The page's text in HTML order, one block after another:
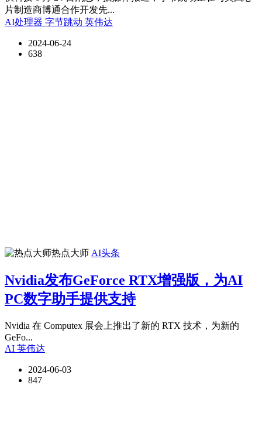
片制造商博通合作开发先...
AI处理器 字节跳动 英伟达
2024-06-24
638
热点大师 AI头条
Nvidia发布GeForce RTX增强版，为AI
PC数字助手提供支持
Nvidia 在 Computex 展会上推出了新的 RTX 技术，为新的
GeFo...
AI 英伟达
2024-06-03
847